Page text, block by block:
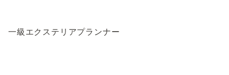
一級エクステリアプランナー